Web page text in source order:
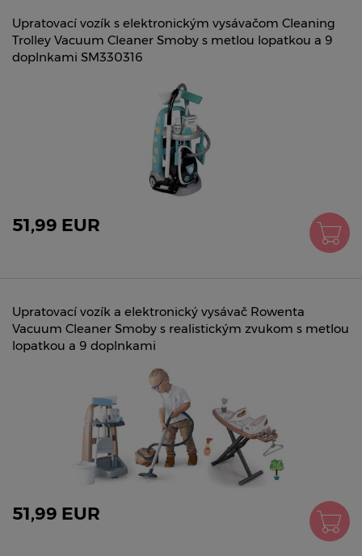
Upratovací vozík s elektronickým vysávačom Cleaning
Trolley Vacuum Cleaner Smoby s metlou lopatkou a 9
doplnkami SM330316
51,99 EUR
Upratovací vozík a elektronický vysávač Rowenta
Vacuum Cleaner Smoby s realistickým zvukom s metlou
lopatkou a 9 doplnkami
51,99 EUR